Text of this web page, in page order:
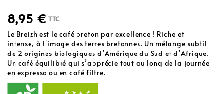
8,95 € TTC
Le Breizh est le café breton par excellence ! Riche et
intense, à l’image des terres bretonnes. Un mélange subtil
de 2 origines biologiques d’Amérique du Sud et d’Afrique.
Un café équilibré qui s’apprécie tout au long de la journée
en expresso ou en café filtre.